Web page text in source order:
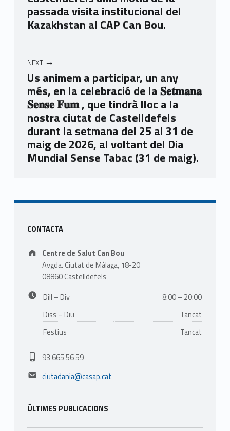
passada visita institucional del
Kazakhstan al CAP Can Bou.
NEXT
Us animem a participar, un any
més, en la celebració de la 𝐒𝐞𝐭𝐦𝐚𝐧𝐚
𝐒𝐞𝐧𝐬𝐞 𝐅𝐮𝐦 , que tindrà lloc a la
nostra ciutat de Castelldefels
durant la setmana del 25 al 31 de
maig de 2026, al voltant del Dia
Mundial Sense Tabac (31 de maig).
Skip back to main navigation
Sidebar
CONTACTA
Address:
Centre de Salut Can Bou
Avgda. Ciutat de Màlaga, 18-20
08860 Castelldefels
Dill – Div
8:00 – 20:00
Diss – Diu
Tancat
Festius
Tancat
Phone number:
93 665 56 59
Email address:
ciutadania@casap.cat
ÚLTIMES PUBLICACIONS